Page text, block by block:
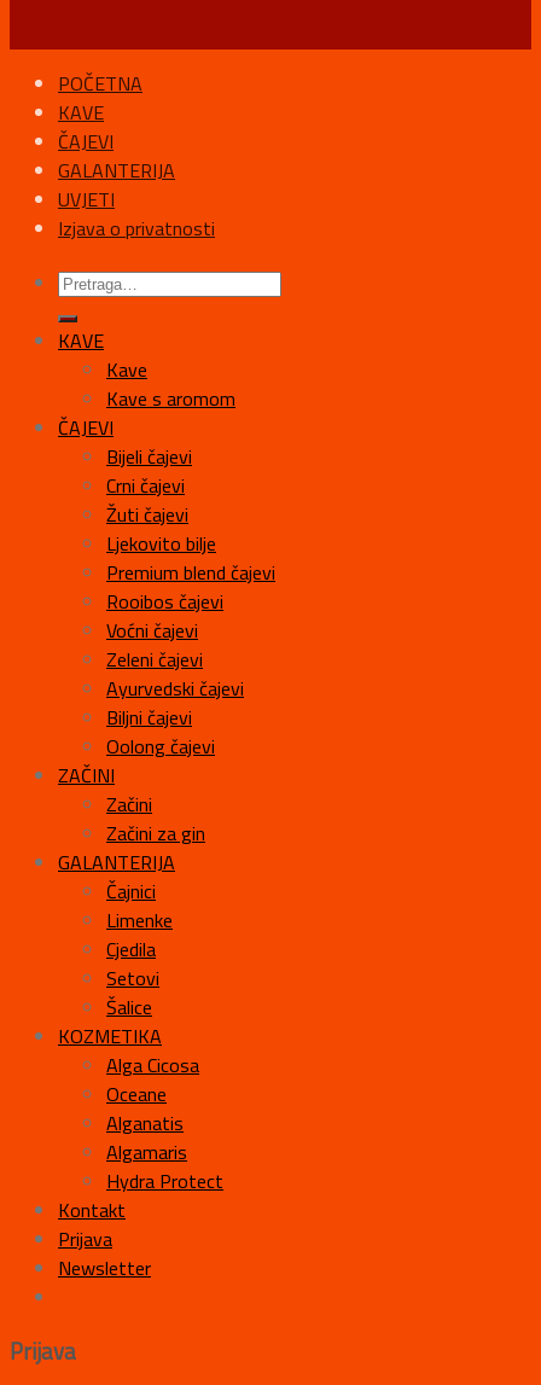
POČETNA
KAVE
ČAJEVI
GALANTERIJA
UVJETI
Izjava o privatnosti
KAVE
Kave
Kave s aromom
ČAJEVI
Bijeli čajevi
Crni čajevi
Žuti čajevi
Ljekovito bilje
Premium blend čajevi
Rooibos čajevi
Voćni čajevi
Zeleni čajevi
Ayurvedski čajevi
Biljni čajevi
Oolong čajevi
ZAČINI
Začini
Začini za gin
GALANTERIJA
Čajnici
Limenke
Cjedila
Setovi
Šalice
KOZMETIKA
Alga Cicosa
Oceane
Alganatis
Algamaris
Hydra Protect
Kontakt
Prijava
Newsletter
Prijava